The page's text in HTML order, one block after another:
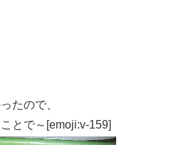
たので、
とで～[emoji:v-159]